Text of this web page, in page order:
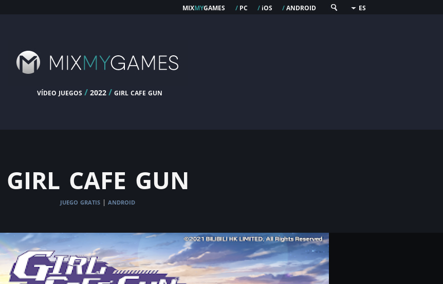
mixmygames / pc / ios /android ES
vídeo juegos / 2022 /girl cafe gun
girl cafe gun
juego gratis | android